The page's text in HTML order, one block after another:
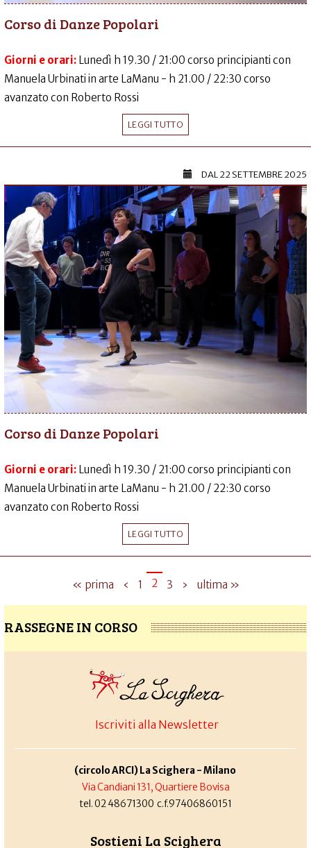
Corso di Danze Popolari
Giorni e orari: Lunedì h 19.30 / 21:00 corso principianti con
Manuela Urbinati in arte LaManu - h 21.00 / 22:30 corso
avanzato con Roberto Rossi
LEGGI TUTTO
DAL22 SETTEMBRE 2025
Corso di Danze Popolari
Giorni e orari: Lunedì h 19.30 / 21:00 corso principianti con
Manuela Urbinati in arte LaManu - h 21.00 / 22:30 corso
avanzato con Roberto Rossi
LEGGI TUTTO
« prima ‹ 1 2 3 › ultima »
RASSEGNE IN CORSO
Iscriviti alla Newsletter
(circolo ARCI) La Scighera - Milano
Via Candiani 131, Quartiere Bovisa
tel. 02 48671300 c.f.97406860151
Sostieni La Scighera